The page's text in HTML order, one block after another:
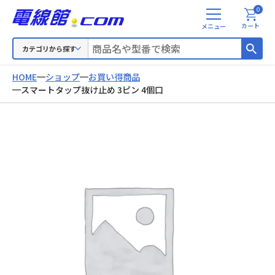
カテゴリから探す
メ
ニ
カート
0
HOME ショップ
お買い得商品
スマートタップ抜け止め 3ピン 4個口